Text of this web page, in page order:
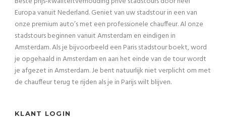
Europa vanuit Nederland. Geniet van uw stadstour in een van
onze premium auto’s met een professionele chauffeur. Al onze
stadstours beginnen vanuit Amsterdam en eindigen in
Amsterdam. Als je bijvoorbeeld een Paris stadstour boekt, word
je opgehaald in Amsterdam en aan het einde van de tour wordt
je afgezet in Amsterdam. Je bent natuurlijk niet verplicht om met
de chauffeur terug te rijden als je in Parijs wilt blijven.
KLANT LOGIN